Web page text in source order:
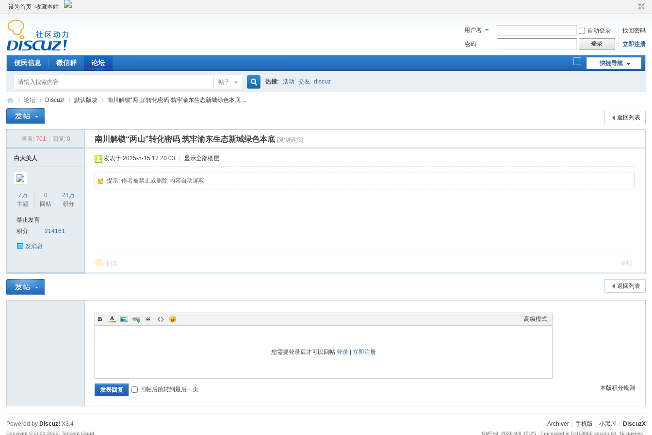
设为首页 收藏本站
用户名 自动登录
找回密码
密码
登录 立即注册
快捷导航
便民信息 微信群 论坛
帖子
索
热搜: 活动 交友 discuz
Bo
论坛
›
Discuz!
›
默认版块
›
南川解锁“两山”转化密码 筑牢渝东生态新城绿色本底 ...
返回列表
查看: 701 回复: 0 南川解锁“两山”转化密码 筑牢渝东生态新城绿色本底 [复制链接]
白大美人
7万
主题
0
回帖
21万
积分
禁止发言
积分
214161
发消息
发表于 2025-5-15 17:20:03 显示全部楼层
提示:作者被禁止或删除 内容自动屏蔽
回复 举报
返回列表
高级模式
您需要登录后才可以回帖登录 |立即注册
本版积分规则
发表回复 回帖后跳转到最后一页
Archiver 手机版 小黑屋 DiscuzX
GMT+8, 2026-8-8 15:25 , Processed in 0.013969 second(s), 18 queries .
Powered by Discuz! X3.4
Copyright © 2001-2023, Tencent Cloud.